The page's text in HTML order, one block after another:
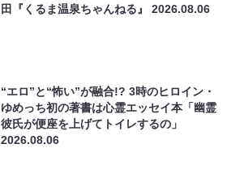
田『くるま温泉ちゃんねる』2026.08.06
“エロ”と“怖い”が融合!? 3時のヒロイン・
ゆめっち初の著書は心霊エッセイ本「幽霊
彼氏が便座を上げてトイレするの」
2026.08.06